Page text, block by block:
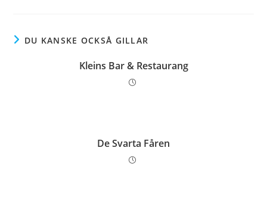
DU KANSKE OCKSÅ GILLAR
Kleins Bar & Restaurang
De Svarta Fåren